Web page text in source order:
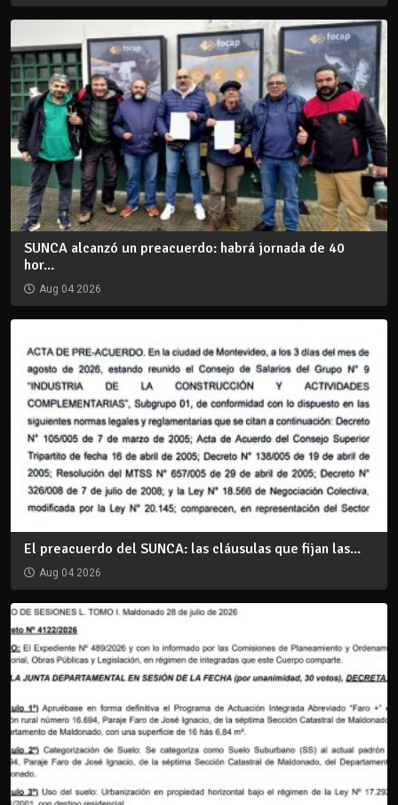
SUNCA alcanzó un preacuerdo: habrá jornada de 40
hor...
Aug 04 2026
El preacuerdo del SUNCA: las cláusulas que fijan las...
Aug 04 2026